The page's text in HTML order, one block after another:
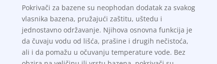
Pokrivači za bazene su neophodan dodatak za svakog
vlasnika bazena, pružajući zaštitu, uštedu i
jednostavno održavanje. Njihova osnovna funkcija je
da čuvaju vodu od lišća, prašine i drugih nečistoća,
ali i da pomažu u očuvanju temperature vode. Bez